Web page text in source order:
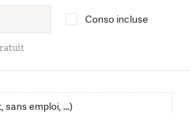
Conso incluse
sans emploi, …)